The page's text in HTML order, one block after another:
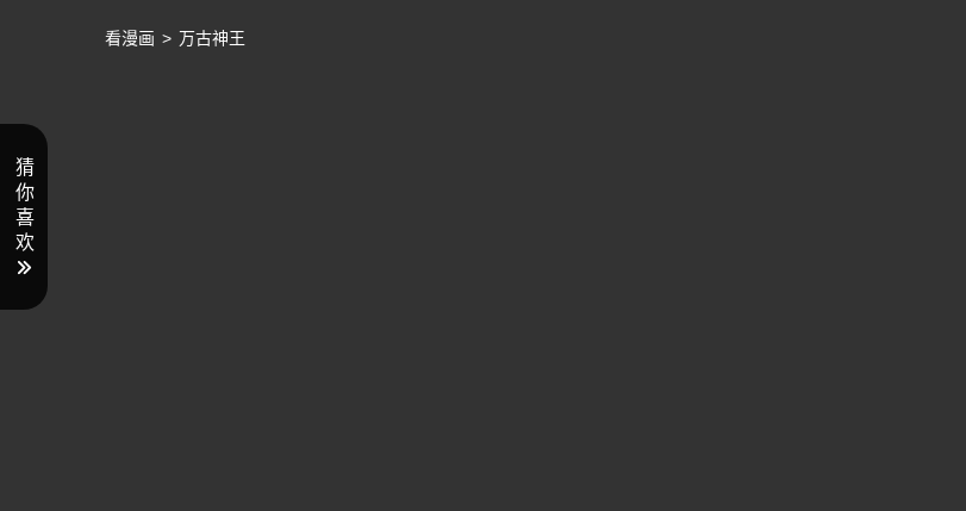
看漫画 > 万古神王
猜
你
喜
欢